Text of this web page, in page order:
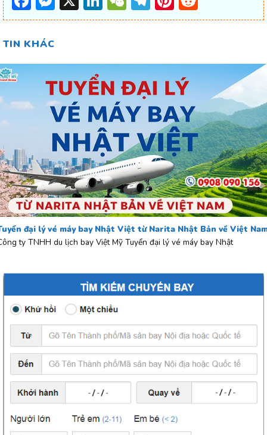
TIN KHÁC
đại lý vé máy bay Nhật Việt từ Narita Nhật Bản về Việt
ty TNHH du lịch bay Việt Mỹ Tuyển đại lý vé máy bay Nhật